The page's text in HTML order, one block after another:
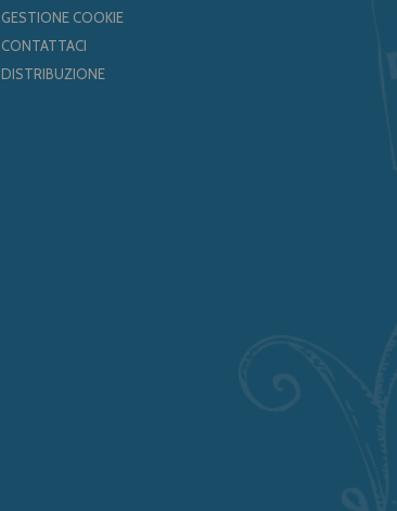
GESTIONE COOKIE
CONTATTACI
DISTRIBUZIONE